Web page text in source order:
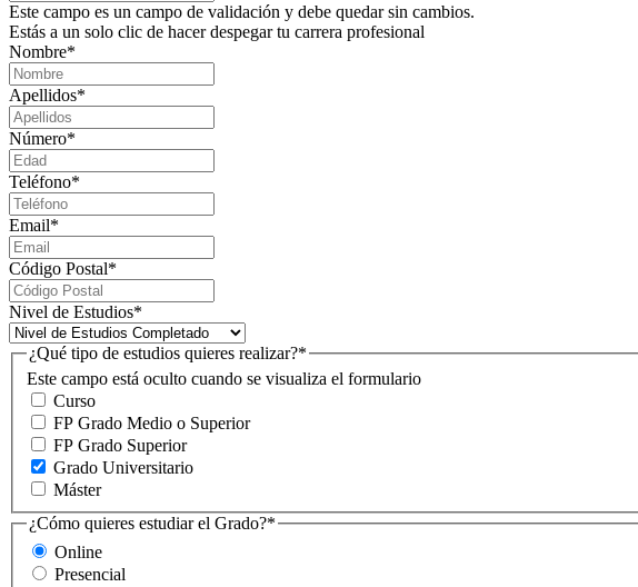
Este campo es un campo de validación y debe quedar sin cambios.
Estás a un solo clic de hacer despegar tu carrera profesional
Nombre*
Apellidos*
Número*
Teléfono*
Email*
Código Postal*
Nivel de Estudios*
Este campo está oculto cuando se visualiza el formulario
¿Qué tipo de estudios quieres realizar?*
Curso
FP Grado Medio o Superior
FP Grado Superior
Grado Universitario
Máster
¿Cómo quieres estudiar el Grado?*
Online
Presencial